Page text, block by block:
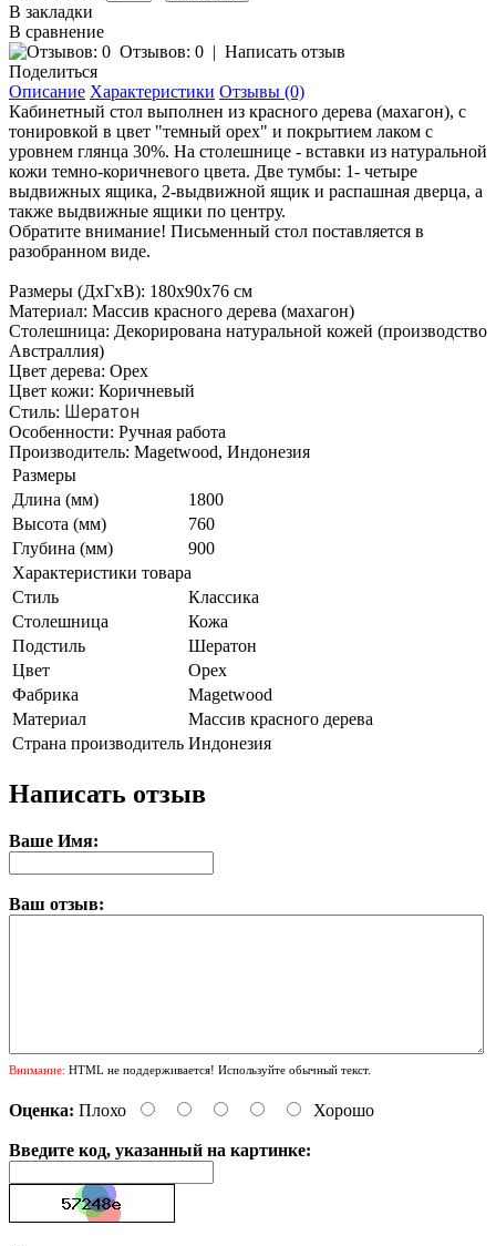
В закладки
В сравнение
Отзывов: 0 | Написать отзыв
Поделиться
Описание Характеристики Отзывы (0)
Кабинетный стол выполнен из красного дерева (махагон), с
тонировкой в цвет "темный орех" и покрытием лаком с
уровнем глянца 30%. На столешнице - вставки из натуральной
кожи темно-коричневого цвета. Две тумбы: 1- четыре
выдвижных ящика, 2-выдвижной ящик и распашная дверца, а
также выдвижные ящики по центру.
Обратите внимание! Письменный стол поставляется в
разобранном виде.
Размеры (ДхГхВ): 180x90x76 см
Материал: Массив красного дерева (махагон)
Столешница: Декорирована натуральной кожей (производство
Австраллия)
Цвет дерева: Орех
Цвет кожи: Коричневый
Стиль: Шератон
Особенности: Ручная работа
Производитель: Magetwood, Индонезия
Размеры
Длина (мм)
1800
Высота (мм)
760
Глубина (мм)
900
Характеристики товара
Стиль
Классика
Столешница
Кожа
Подстиль
Шератон
Цвет
Орех
Фабрика
Magetwood
Материал
Массив красного дерева
Страна производитель Индонезия
Написать отзыв
Ваше Имя:
Ваш отзыв:
Внимание: HTML не поддерживается! Используйте обычный текст.
Оценка: Плохо Хорошо
Введите код, указанный на картинке: